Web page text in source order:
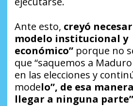
Ante esto, creyó
modelo institucional y
económico” porque no
que “saquemos a
en las elecciones y
modelo”, de esa
llegar a ninguna